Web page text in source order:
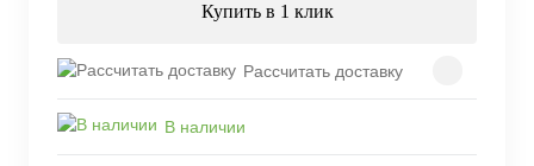
Купить в 1 клик
Рассчитать доставку
В наличии